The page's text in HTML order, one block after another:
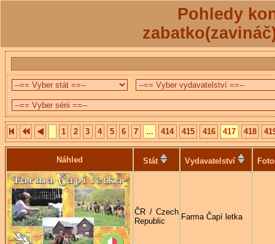
Pohledy
1 2 3 4 5 6 7 ... 414 415 416 417 418
Náhled Stát Vydavatelství
ČR / Czech
Republic
Farma Čapí letka